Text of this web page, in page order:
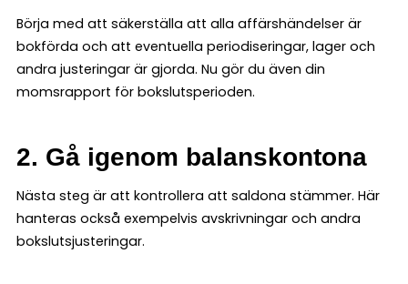
Börja med att säkerställa att alla affärshändelser är
bokförda och att eventuella periodiseringar, lager och
andra justeringar är gjorda. Nu gör du även din
momsrapport för bokslutsperioden.
2. Gå igenom balanskontona
Nästa steg är att kontrollera att saldona stämmer. Här
hanteras också exempelvis avskrivningar och andra
bokslutsjusteringar.